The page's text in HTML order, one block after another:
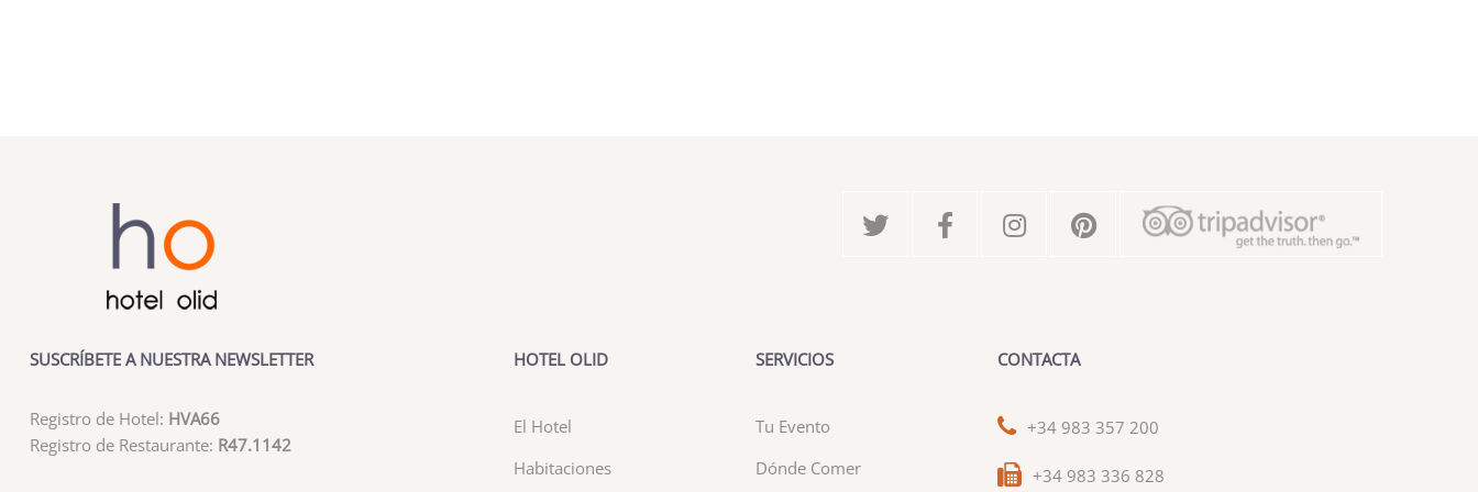
SUSCRÍBETE A NUESTRA NEWSLETTER
Registro de Hotel: HVA66
Registro de Restaurante: R47.1142
HOTEL OLID
El Hotel
Habitaciones
SERVICIOS
Tu Evento
Dónde Comer
CONTACTA
+34 983 357 200
+34 983 336 828